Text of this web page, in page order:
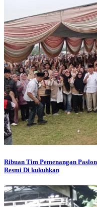
Ribuan Tim Pemenangan
Resmi Di kukuhkan